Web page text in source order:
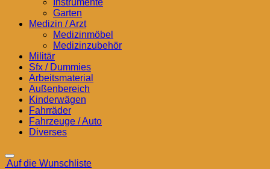
Instrumente
Garten
Medizin / Arzt
Medizinmöbel
Medizinzubehör
Militär
Sfx / Dummies
Arbeitsmaterial
Außenbereich
Kinderwägen
Fahrräder
Fahrzeuge / Auto
Diverses
Auf die Wunschliste